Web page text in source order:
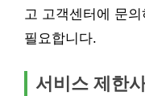
고 고객센터에 문
필요합니다.
서비스 제한